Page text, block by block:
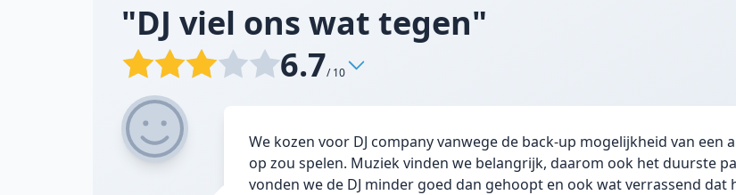
"DJ viel ons wat tegen"
6.7/ 10
We kozen voor DJ company vanwege de back-up mogelijkheid van een
op zou spelen. Muziek vinden we belangrijk, daarom ook het duurste
vonden we de DJ minder goed dan gehoopt en ook wat verrassend dat